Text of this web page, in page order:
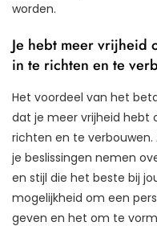
worden.
Je hebt meer vrijheid
in te richten en te
Het voordeel van het
dat je meer vrijheid hebt
richten en te verbouwen.
je beslissingen nemen
en stijl die het beste bij
mogelijkheid om een
geven en het om te